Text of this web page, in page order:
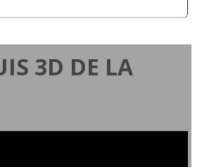
3D DE LA